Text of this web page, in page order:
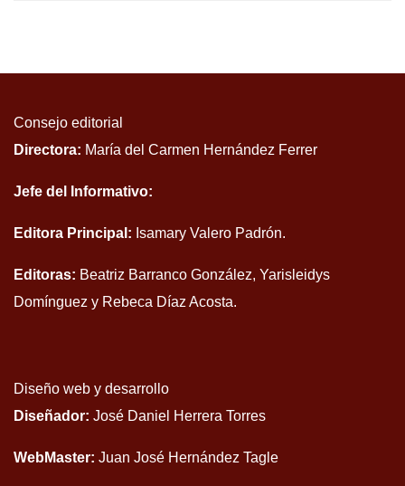
Consejo editorial
Directora: María del Carmen Hernández Ferrer
Jefe del Informativo:
Editora Principal: Isamary Valero Padrón.
Editoras: Beatriz Barranco González, Yarisleidys
Domínguez y Rebeca Díaz Acosta.
Diseño web y desarrollo
Diseñador: José Daniel Herrera Torres
WebMaster: Juan José Hernández Tagle